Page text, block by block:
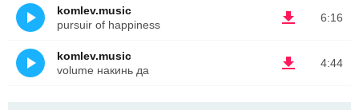
6:16
komlev.music
pursuir of happiness
4:44
komlev.music
volume накинь да